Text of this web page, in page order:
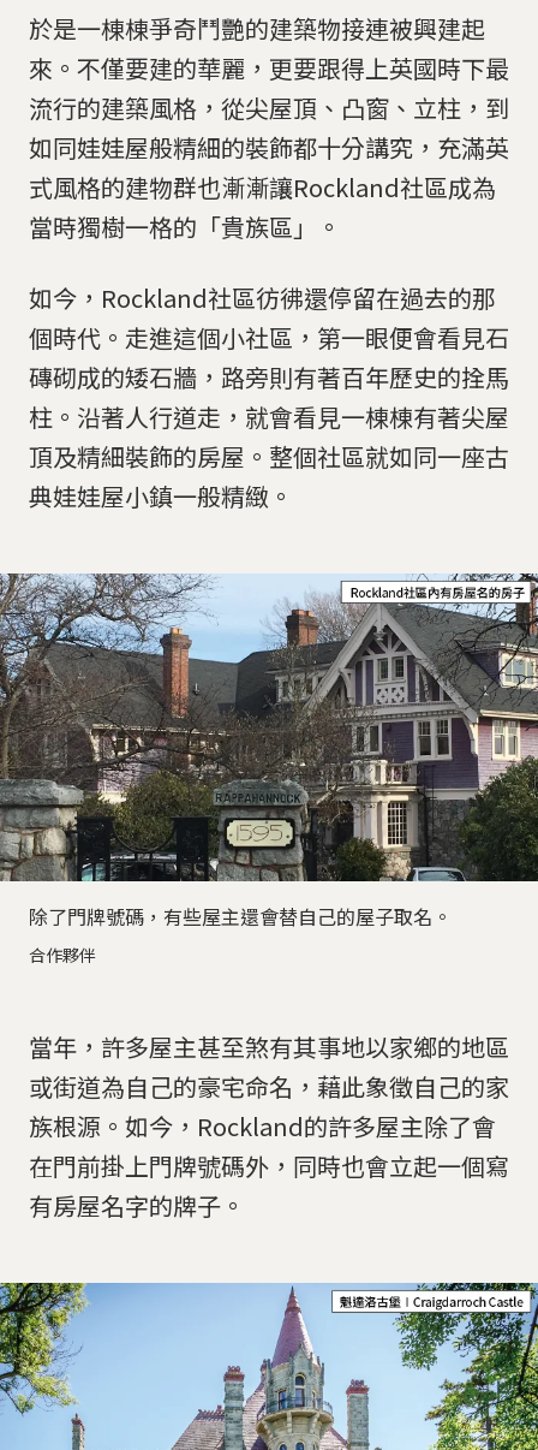
於是一棟棟爭奇鬥艷的建築物接連被興建起
來。不僅要建的華麗，更要跟得上英國時下最
流行的建築風格，從尖屋頂、凸窗、立柱，到
如同娃娃屋般精細的裝飾都十分講究，充滿英
式風格的建物群也漸漸讓Rockland社區成為
當時獨樹一格的「貴族區」。
如今，Rockland社區彷彿還停留在過去的那
個時代。走進這個小社區，第一眼便會看見石
磚砌成的矮石牆，路旁則有著百年歷史的拴馬
柱。沿著人行道走，就會看見一棟棟有著尖屋
頂及精細裝飾的房屋。整個社區就如同一座古
典娃娃屋小鎮一般精緻。
除了門牌號碼，有些屋主還會替自己的屋子取名。
合作夥伴
當年，許多屋主甚至煞有其事地以家鄉的地區
或街道為自己的豪宅命名，藉此象徵自己的家
族根源。如今，Rockland的許多屋主除了會
在門前掛上門牌號碼外，同時也會立起一個寫
有房屋名字的牌子。